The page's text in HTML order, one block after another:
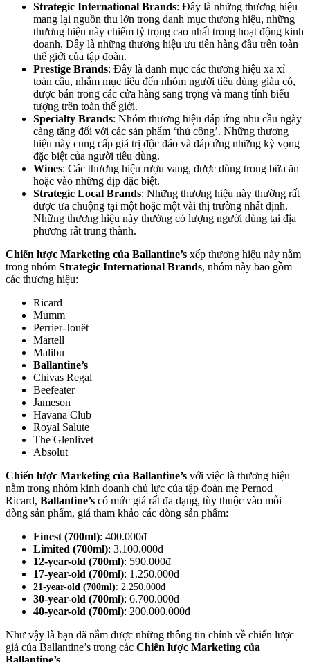
Strategic International Brands: Đây là những thương hiệu
mang lại nguồn thu lớn trong danh mục thương hiệu, những
thương hiệu này chiếm tỷ trọng cao nhất trong hoạt động kinh
doanh. Đây là những thương hiệu ưu tiên hàng đầu trên toàn
thế giới của tập đoàn.
Prestige Brands: Đây là danh mục các thương hiệu xa xỉ
toàn cầu, nhắm mục tiêu đến nhóm người tiêu dùng giàu có,
được bán trong các cửa hàng sang trọng và mang tính biểu
tượng trên toàn thế giới.
Specialty Brands: Nhóm thương hiệu đáp ứng nhu cầu ngày
càng tăng đối với các sản phẩm ‘thủ công’. Những thương
hiệu này cung cấp giá trị độc đáo và đáp ứng những kỳ vọng
đặc biệt của người tiêu dùng.
Wines: Các thương hiệu rượu vang, được dùng trong bữa ăn
hoặc vào những dịp đặc biệt.
Strategic Local Brands: Những thương hiệu này thường rất
được ưa chuộng tại một hoặc một vài thị trường nhất định.
Những thương hiệu này thường có lượng người dùng tại địa
phương rất trung thành.
Chiến lược Marketing của Ballantine’s xếp thương hiệu này nằm
trong nhóm Strategic International Brands, nhóm này bao gồm
các thương hiệu:
Ricard
Mumm
Perrier-Jouët
Martell
Malibu
Ballantine’s
Chivas Regal
Beefeater
Jameson
Havana Club
Royal Salute
The Glenlivet
Absolut
Chiến lược Marketing của Ballantine’s với việc là thương hiệu
nằm trong nhóm kinh doanh chủ lực của tập đoàn mẹ Pernod
Ricard, Ballantine’s có mức giá rất đa dạng, tùy thuộc vào mỗi
dòng sản phẩm, giá tham khảo các dòng sản phẩm:
Finest (700ml): 400.000đ
Limited (700ml): 3.100.000đ
12-year-old (700ml): 590.000đ
17-year-old (700ml): 1.250.000đ
21-year-old (700ml): 2.250.000đ
30-year-old (700ml): 6.700.000đ
40-year-old (700ml): 200.000.000đ
Như vậy là bạn đã nắm được những thông tin chính về chiến lược
giá của Ballantine’s trong các Chiến lược Marketing của
Ballantine’s